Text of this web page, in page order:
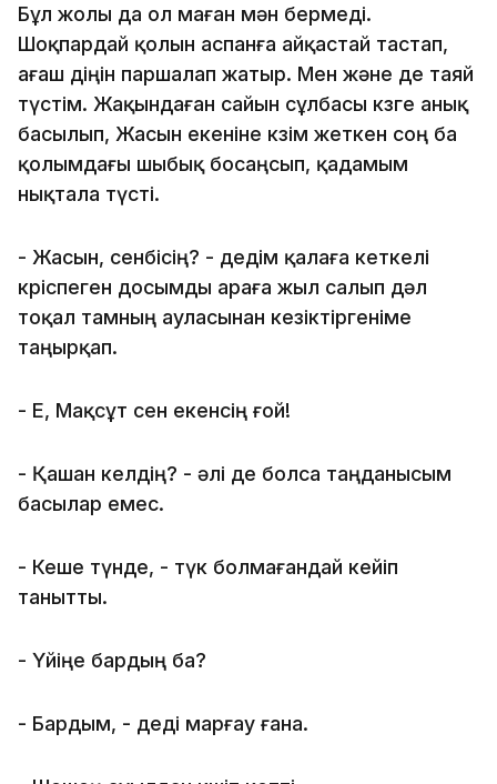
Бұл жолы да ол маған мән бермеді.
Шоқпардай қолын аспанға айқастай тастап,
ағаш діңін паршалап жатыр. Мен және де таяй
түстім. Жақындаған сайын сұлбасы көзге анық
басылып, Жасын екеніне көзім жеткен соң ба
қолымдағы шыбық босаңсып, қадамым
нықтала түсті.
- Жасын, сенбісің? - дедім қалаға кеткелі
көріспеген досымды араға жыл салып дәл
тоқал тамның ауласынан кезіктіргеніме
таңырқап.
- Е, Мақсұт сен екенсің ғой!
- Қашан келдің? - әлі де болса таңданысым
басылар емес.
- Кеше түнде, - түк болмағандай кейіп
танытты.
- Үйіңе бардың ба?
- Бардым, - деді марғау ғана.